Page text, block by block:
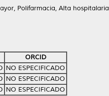
Polifarmacia, Alta
ORCID
NO ESPECIFICADO
NO ESPECIFICADO
NO ESPECIFICADO